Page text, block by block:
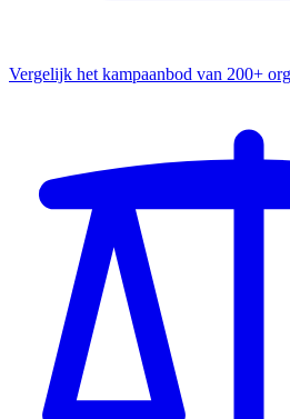
Vergelijk het kampaanbod van 200+